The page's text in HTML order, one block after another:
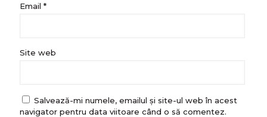
Email *
Site web
Salvează-mi numele, emailul și site-ul web în acest
navigator pentru data viitoare când o să comentez.